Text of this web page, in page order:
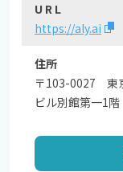
U R L
https://aly.ai
住所
〒103-0027 東
ビル別館第一1階